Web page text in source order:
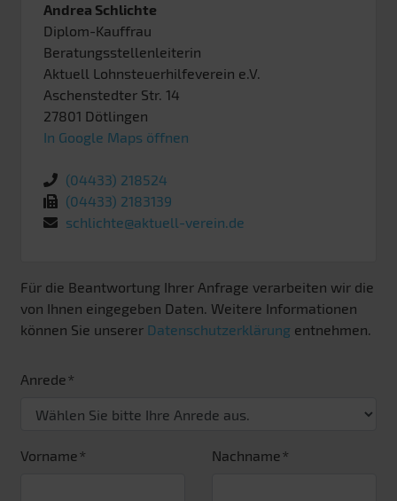
Andrea Schlichte
Diplom-Kauffrau
Beratungsstellenleiterin
Aktuell Lohnsteuerhilfeverein e.V.
Aschenstedter Str. 14
27801 Dötlingen
In Google Maps öffnen
(04433) 218524
(04433) 2183139
schlichte@aktuell-verein.de
Für die Beantwortung Ihrer Anfrage verarbeiten wir die
von Ihnen eingegeben Daten. Weitere Informationen
können Sie unserer Datenschutzerklärung entnehmen.
Anrede
Vorname Nachname